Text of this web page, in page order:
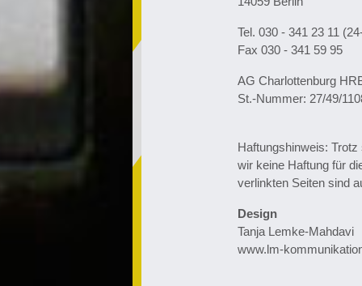
Tel. 030 - 341 23 11
Fax 030 - 341 59 95
AG Charlottenburg
St.-Nummer: 27/49/
Haftungshinweis:
wir keine Haftung für
verlinkten Seiten sind
Design
Tanja Lemke-Mahdavi
www.lm-